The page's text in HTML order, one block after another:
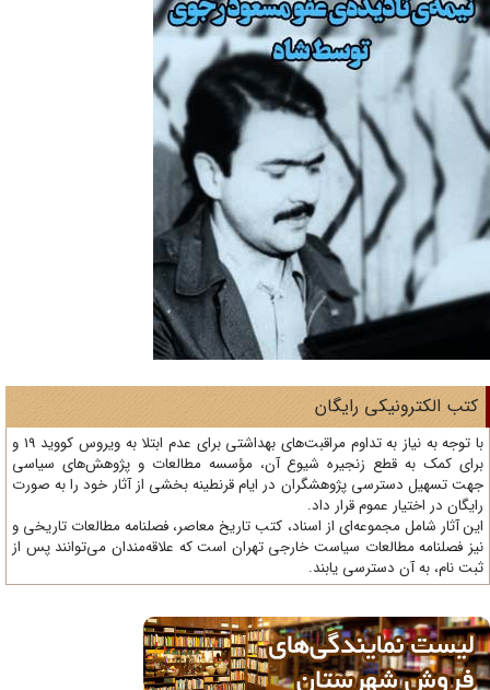
الکترونیکی رایگان
با توجه به نیاز به تداوم مراقبت‌های بهداشتی برای عدم ابتلا به ویروس کووید 19 و
کمک به قطع زنجیره شیوع آن، مؤسسه مطالعات و پژوهش‌های سیاسی
تسهیل دسترسی پژوهشگران در ایام قرنطینه بخشی از آثار خود را به صورت
در اختیار عموم قرار داد.
آثار شامل مجموعه‌ای از اسناد، کتب تاریخ معاصر، فصلنامه‌ مطالعات تاریخی و
فصلنامه مطالعات سیاست خارجی تهران است که علاقه‌مندان می‌توانند پس از
نام، به آن دسترسی یابند.